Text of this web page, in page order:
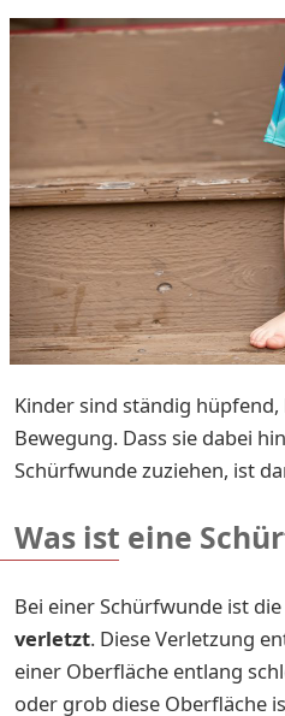
Kinder sind ständig
Bewegung. Dass sie dabei
Schürfwunde zuziehen, ist
Was ist eine
Bei einer Schürfwunde ist die
verletzt. Diese Verletzung
einer Oberfläche entlang
oder grob diese Oberfläche